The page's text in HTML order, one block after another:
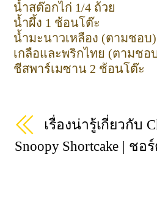
น้ำสต๊อกไก่ 1/4 ถ้วย
น้ำผึ้ง 1 ช้อนโต๊ะ
น้ำมะนาวเหลือง (ตามชอบ)
เกลือและพริกไทย (ตามชอ
ชีสพาร์เมซาน 2 ช้อนโต๊ะ
เรื่องน่ารู้เกี่ยวกับ
Snoopy Shortcake | ชอ